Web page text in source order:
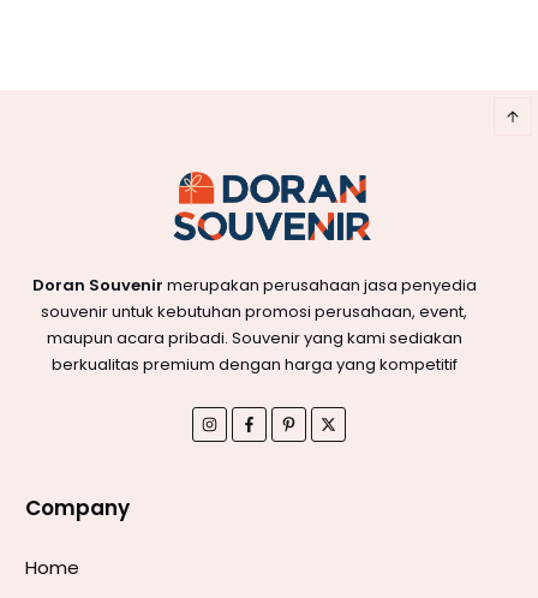
Doran Souvenir merupakan perusahaan jasa penyedia
souvenir untuk kebutuhan promosi perusahaan, event,
maupun acara pribadi. Souvenir yang kami sediakan
berkualitas premium dengan harga yang kompetitif
Company
Home